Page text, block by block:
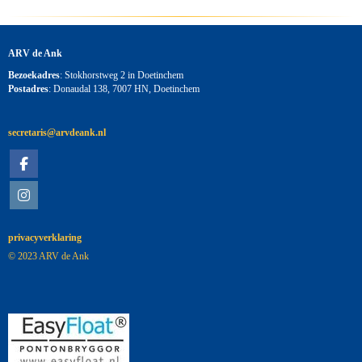
ARV de Ank
Bezoekadres: Stokhorstweg 2 in Doetinchem
Postadres: Donaudal 138, 7007 HN, Doetinchem
siraterces@arvdeank.nl
privacyverklaring
© 2023 ARV de Ank